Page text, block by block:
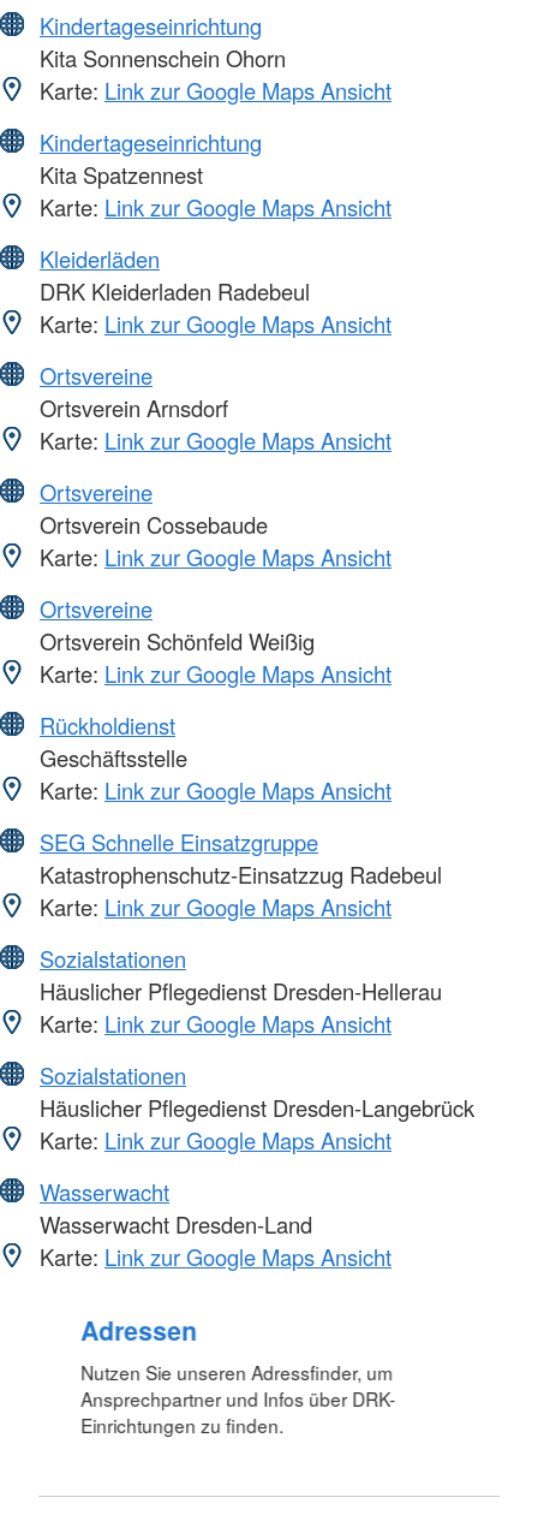
Kindertageseinrichtung
Kita Sonnenschein Ohorn
Karte: Link zur Google Maps Ansicht
Kindertageseinrichtung
Kita Spatzennest
Karte: Link zur Google Maps Ansicht
Kleiderläden
DRK Kleiderladen Radebeul
Karte: Link zur Google Maps Ansicht
Ortsvereine
Ortsverein Arnsdorf
Karte: Link zur Google Maps Ansicht
Ortsvereine
Ortsverein Cossebaude
Karte: Link zur Google Maps Ansicht
Ortsvereine
Ortsverein Schönfeld Weißig
Karte: Link zur Google Maps Ansicht
Rückholdienst
Geschäftsstelle
Karte: Link zur Google Maps Ansicht
SEG Schnelle Einsatzgruppe
Katastrophenschutz-Einsatzzug Radebeul
Karte: Link zur Google Maps Ansicht
Sozialstationen
Häuslicher Pflegedienst Dresden-Hellerau
Karte: Link zur Google Maps Ansicht
Sozialstationen
Häuslicher Pflegedienst Dresden-Langebrück
Karte: Link zur Google Maps Ansicht
Wasserwacht
Wasserwacht Dresden-Land
Karte: Link zur Google Maps Ansicht
Adressen
Nutzen Sie unseren Adressfinder, um
Ansprechpartner und Infos über DRK-
Einrichtungen zu finden.